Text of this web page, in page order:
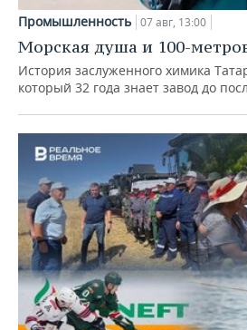
Промышленность 07 авг, 13:00
Морская душа и 100-
История заслуженного химика
который 32 года знает завод до